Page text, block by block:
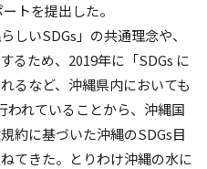
トを提出した。
しいSDGs」の共通理念や、
るため、2019年に「SDGs に
るなど、沖縄県内においても
われていることから、沖縄国
約に基づいた沖縄のSDGs目
てきた。とりわけ沖縄の水に